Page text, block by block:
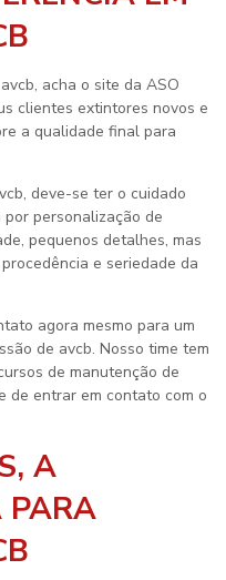
, acha o site da ASO
clientes extintores novos e
a qualidade final para
, deve-se ter o cuidado
por personalização de
pequenos detalhes, mas
e seriedade da
agora mesmo para um
de avcb. Nosso time tem
de manutenção de
de entrar em contato com o
A
PARA